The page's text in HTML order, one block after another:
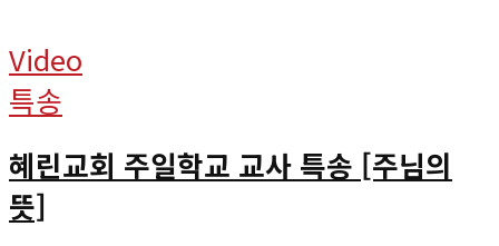
Video
특송
혜린교회 주일학교 교사 특송 [주님의
뜻]